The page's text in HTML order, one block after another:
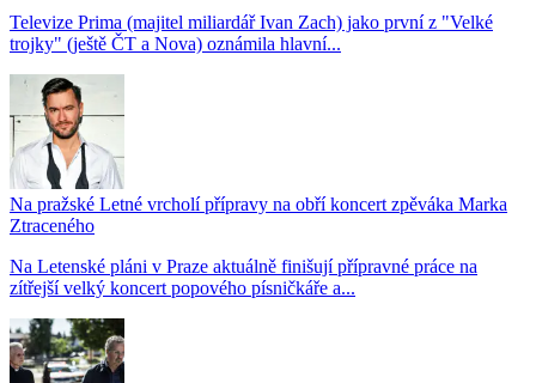
Televize Prima (majitel miliardář Ivan Zach) jako první z "Velké
trojky" (ještě ČT a Nova) oznámila hlavní...
Na pražské Letné vrcholí přípravy na obří koncert zpěváka Marka
Ztraceného
Na Letenské pláni v Praze aktuálně finišují přípravné práce na
zítřejší velký koncert popového písničkáře a...